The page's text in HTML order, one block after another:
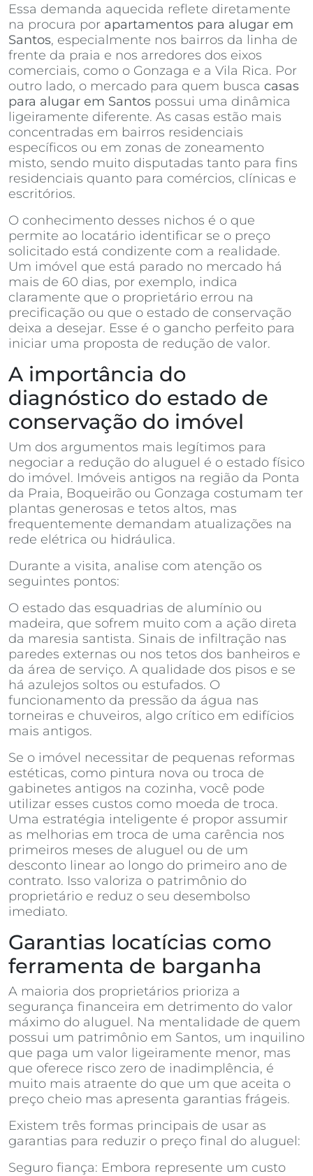
Essa demanda aquecida reflete diretamente
na procura por apartamentos para alugar em
Santos, especialmente nos bairros da linha de
frente da praia e nos arredores dos eixos
comerciais, como o Gonzaga e a Vila Rica. Por
outro lado, o mercado para quem busca casas
para alugar em Santos possui uma dinâmica
ligeiramente diferente. As casas estão mais
concentradas em bairros residenciais
específicos ou em zonas de zoneamento
misto, sendo muito disputadas tanto para fins
residenciais quanto para comércios, clínicas e
escritórios.
O conhecimento desses nichos é o que
permite ao locatário identificar se o preço
solicitado está condizente com a realidade.
Um imóvel que está parado no mercado há
mais de 60 dias, por exemplo, indica
claramente que o proprietário errou na
precificação ou que o estado de conservação
deixa a desejar. Esse é o gancho perfeito para
iniciar uma proposta de redução de valor.
A importância do
diagnóstico do estado de
conservação do imóvel
Um dos argumentos mais legítimos para
negociar a redução do aluguel é o estado físico
do imóvel. Imóveis antigos na região da Ponta
da Praia, Boqueirão ou Gonzaga costumam ter
plantas generosas e tetos altos, mas
frequentemente demandam atualizações na
rede elétrica ou hidráulica.
Durante a visita, analise com atenção os
seguintes pontos:
O estado das esquadrias de alumínio ou
madeira, que sofrem muito com a ação direta
da maresia santista. Sinais de infiltração nas
paredes externas ou nos tetos dos banheiros e
da área de serviço. A qualidade dos pisos e se
há azulejos soltos ou estufados. O
funcionamento da pressão da água nas
torneiras e chuveiros, algo crítico em edifícios
mais antigos.
Se o imóvel necessitar de pequenas reformas
estéticas, como pintura nova ou troca de
gabinetes antigos na cozinha, você pode
utilizar esses custos como moeda de troca.
Uma estratégia inteligente é propor assumir
as melhorias em troca de uma carência nos
primeiros meses de aluguel ou de um
desconto linear ao longo do primeiro ano de
contrato. Isso valoriza o patrimônio do
proprietário e reduz o seu desembolso
imediato.
Garantias locatícias como
ferramenta de barganha
A maioria dos proprietários prioriza a
segurança financeira em detrimento do valor
máximo do aluguel. Na mentalidade de quem
possui um patrimônio em Santos, um inquilino
que paga um valor ligeiramente menor, mas
que oferece risco zero de inadimplência, é
muito mais atraente do que um que aceita o
preço cheio mas apresenta garantias frágeis.
Existem três formas principais de usar as
garantias para reduzir o preço final do aluguel:
Seguro fiança: Embora represente um custo